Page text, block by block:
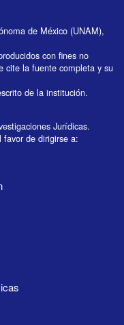
de México (UNAM),
con fines no
cite la fuente completa y su
de la institución.
Jurídicas.
favor de dirigirse a: